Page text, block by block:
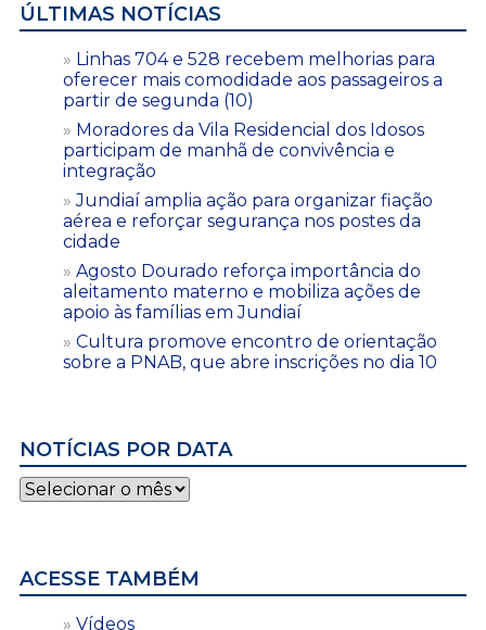
ÚLTIMAS NOTÍCIAS
Linhas 704 e 528 recebem melhorias para
oferecer mais comodidade aos passageiros a
partir de segunda (10)
Moradores da Vila Residencial dos Idosos
participam de manhã de convivência e
integração
Jundiaí amplia ação para organizar fiação
aérea e reforçar segurança nos postes da
cidade
Agosto Dourado reforça importância do
aleitamento materno e mobiliza ações de
apoio às famílias em Jundiaí
Cultura promove encontro de orientação
sobre a PNAB, que abre inscrições no dia 10
NOTÍCIAS POR DATA
Notícias
por
ACESSE TAMBÉM
Vídeos